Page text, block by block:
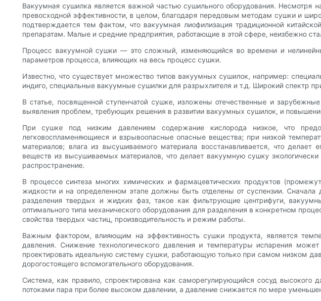
Вакуумная сушилка является важной частью сушильного оборудования. Несмотря
превосходной эффективности, в целом, благодаря передовым методам сушки и
подтверждается тем фактом, что вакуумная лиофилизация традиционной
препаратам. Малые и средние предприятия, работающие в этой сфере, неизбежно
Процесс вакуумной сушки — это сложный, изменяющийся во времени и
параметров процесса, влияющих на весь процесс сушки.
Известно, что существует множество типов вакуумных сушилок, например:
индиго, специальные вакуумные сушилки для разрыхлителя и т.д. Широкий спектр
В статье, посвященной ступенчатой ​​сушке, изложены отечественные и
выявления проблем, требующих решения в развитии вакуумных сушилок, и
При сушке под низким давлением содержание кислорода низкое, что
легковоспламеняющиеся и взрывоопасные опасные вещества; при низкой
материалов; влага из высушиваемого материала восстанавливается, что
веществ из высушиваемых материалов, что делает вакуумную сушку
распространение.
В процессе синтеза многих химических и фармацевтических продуктов
жидкости и на определенном этапе должны быть отделены от суспензии.
разделения твердых и жидких фаз, такое как фильтрующие центрифуги,
оптимального типа механического оборудования для разделения в конкретном
свойства твердых частиц, производительность и режим работы.
Важным фактором, влияющим на эффективность сушки продукта, является
давления. Снижение технологического давления и температуры испарения
проектировать идеальную систему сушки, работающую только при самом низком
дорогостоящего вспомогательного оборудования.
Система, как правило, спроектирована как саморегулирующийся сосуд
потоками пара при более высоком давлении, а давление снижается по мере